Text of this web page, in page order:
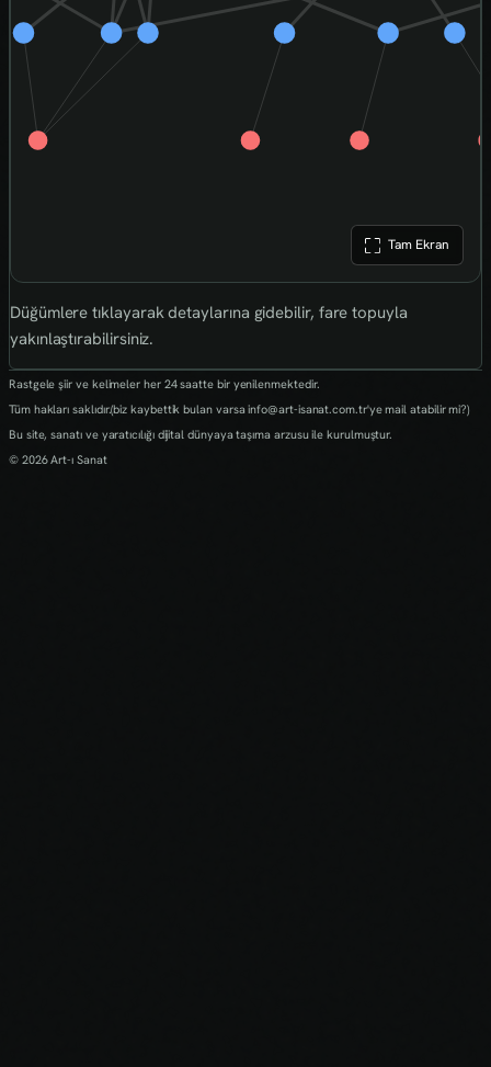
Tam Ekran
Düğümlere tıklayarak detaylarına gidebilir, fare topuyla
yakınlaştırabilirsiniz.
Rastgele şiir ve kelimeler her 24 saatte bir yenilenmektedir.
Tüm hakları saklıdır.(biz kaybettik bulan varsa info@art-isanat.com.tr'ye mail atabilir mi?)
Bu site, sanatı ve yaratıcılığı dijital dünyaya taşıma arzusu ile kurulmuştur.
© 2026 Art-ı Sanat